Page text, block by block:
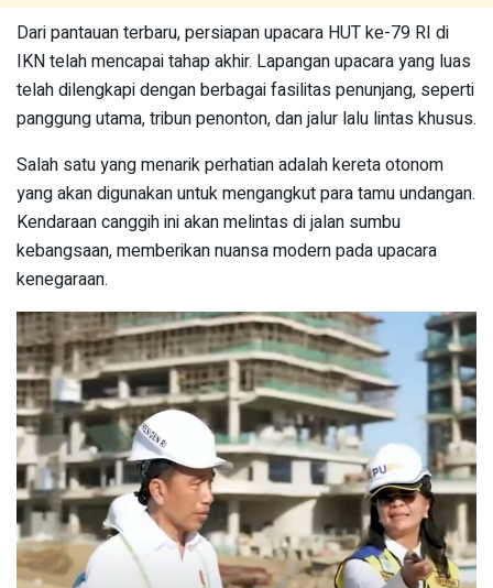
Dari pantauan terbaru, persiapan upacara HUT ke-79 RI di
IKN telah mencapai tahap akhir. Lapangan upacara yang luas
telah dilengkapi dengan berbagai fasilitas penunjang, seperti
panggung utama, tribun penonton, dan jalur lalu lintas khusus.
Salah satu yang menarik perhatian adalah kereta otonom
yang akan digunakan untuk mengangkut para tamu undangan.
Kendaraan canggih ini akan melintas di jalan sumbu
kebangsaan, memberikan nuansa modern pada upacara
kenegaraan.